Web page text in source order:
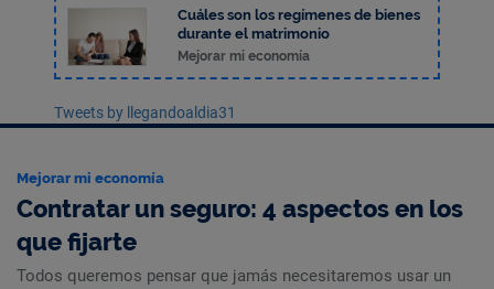
Cuáles son los regímenes de bienes
durante el matrimonio
Mejorar mi economía
Tweets by llegandoaldia31
Mejorar mi economía
Contratar un seguro: 4 aspectos en los
que fijarte
Todos queremos pensar que jamás necesitaremos usar un